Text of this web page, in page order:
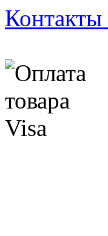
Контакты